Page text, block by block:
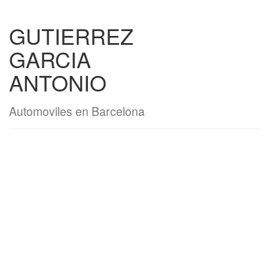
GUTIERREZ
GARCIA
ANTONIO
Automoviles en Barcelona